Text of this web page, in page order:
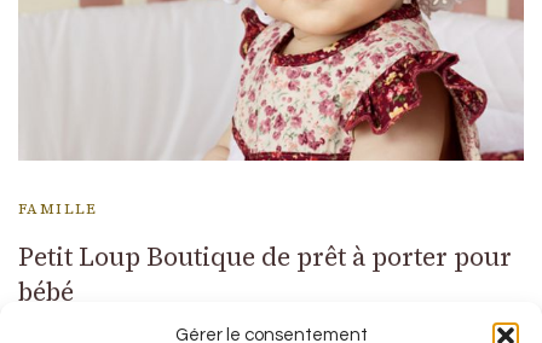
Gérer le consentement
FAMILLE
Petit Loup Boutique de prêt à porter pour
bébé